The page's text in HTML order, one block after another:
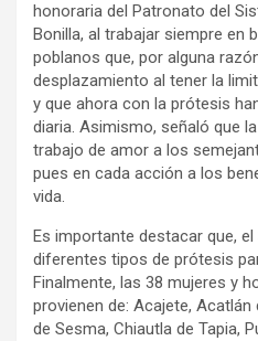
honoraria del Patronato del
Bonilla, al trabajar siempre en
poblanos que, por alguna
desplazamiento al tener la
y que ahora con la prótesis
diaria. Asimismo, señaló que
trabajo de amor a los
pues en cada acción a los
vida.
Es importante destacar que,
diferentes tipos de prótesis
Finalmente, las 38 mujeres y
provienen de: Acajete,
de Sesma, Chiautla de Tapia,